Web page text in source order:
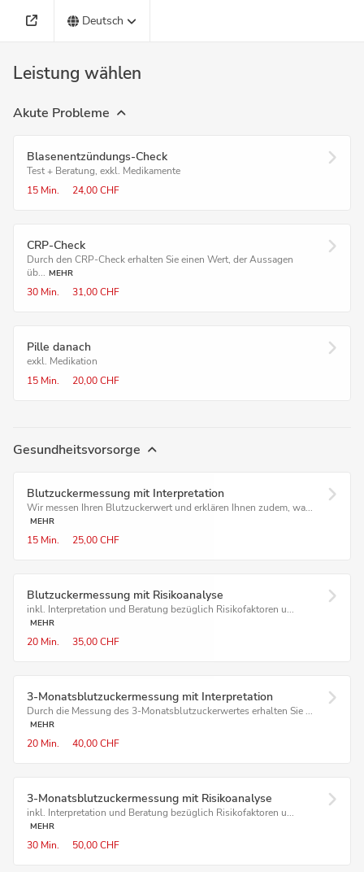
Deutsch
Leistung wählen
Akute Probleme
Blasenentzündungs-Check
Test + Beratung, exkl. Medikamente
15 Min.
24,00 CHF
CRP-Check
Durch den CRP-Check erhalten Sie einen Wert, der Aussagen
üb... MEHR
30 Min. 31,00 CHF
Pille danach
exkl. Medikation
15 Min.
20,00 CHF
Gesundheitsvorsorge
Blutzucker­messung mit Interpretation
Wir messen Ihren Blutzuckerwert und erklären Ihnen zudem, wa...
MEHR
15 Min. 25,00 CHF
Blutzuckermessung mit Risikoanalyse
inkl. Interpretation und Beratung bezüglich Risikofaktoren u...
MEHR
20 Min. 35,00 CHF
3-Monatsblutzuckermessung mit Interpretation
Durch die Messung des 3-Monatsblutzuckerwertes erhalten Sie ...
MEHR
20 Min. 40,00 CHF
3-Monatsblutzuckermessung mit Risikoanalyse
inkl. Interpretation und Beratung bezüglich Risikofaktoren u...
MEHR
30 Min. 50,00 CHF